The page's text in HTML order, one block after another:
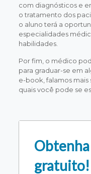
com diagnósticos e
o tratamento dos
o aluno terá a
especialidades
habilidades.
Por fim, o médico
para graduar-se em
e-book, falamos mais
quais você pode se
gratuito!